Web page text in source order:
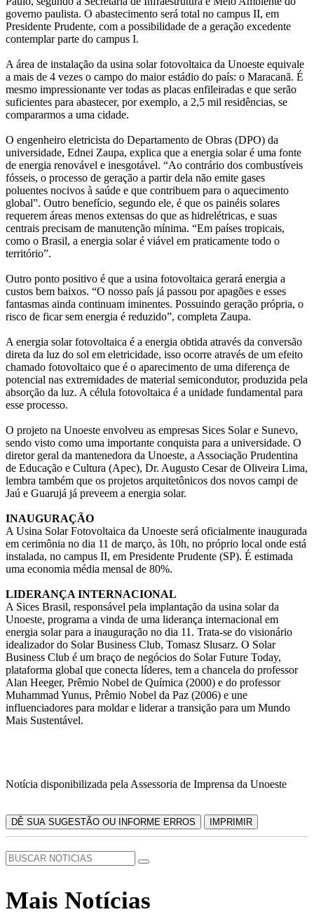
governo paulista. O abastecimento será total no campus II, em
Presidente Prudente, com a possibilidade de a geração excedente
contemplar parte do campus I.
A área de instalação da usina solar fotovoltaica da Unoeste equivale
a mais de 4 vezes o campo do maior estádio do país: o Maracanã. É
mesmo impressionante ver todas as placas enfileiradas e que serão
suficientes para abastecer, por exemplo, a 2,5 mil residências, se
compararmos a uma cidade.
O engenheiro eletricista do Departamento de Obras (DPO) da
universidade, Ednei Zaupa, explica que a energia solar é uma fonte
de energia renovável e inesgotável. “Ao contrário dos combustíveis
fósseis, o processo de geração a partir dela não emite gases
poluentes nocivos à saúde e que contribuem para o aquecimento
global”. Outro benefício, segundo ele, é que os painéis solares
requerem áreas menos extensas do que as hidrelétricas, e suas
centrais precisam de manutenção mínima. “Em países tropicais,
como o Brasil, a energia solar é viável em praticamente todo o
território”.
Outro ponto positivo é que a usina fotovoltaica gerará energia a
custos bem baixos. “O nosso país já passou por apagões e esses
fantasmas ainda continuam iminentes. Possuindo geração própria, o
risco de ficar sem energia é reduzido”, completa Zaupa.
A energia solar fotovoltaica é a energia obtida através da conversão
direta da luz do sol em eletricidade, isso ocorre através de um efeito
chamado fotovoltaico que é o aparecimento de uma diferença de
potencial nas extremidades de material semicondutor, produzida pela
absorção da luz. A célula fotovoltaica é a unidade fundamental para
esse processo.
O projeto na Unoeste envolveu as empresas Sices Solar e Sunevo,
sendo visto como uma importante conquista para a universidade. O
diretor geral da mantenedora da Unoeste, a Associação Prudentina
de Educação e Cultura (Apec), Dr. Augusto Cesar de Oliveira Lima,
lembra também que os projetos arquitetônicos dos novos campi de
Jaú e Guarujá já preveem a energia solar.
INAUGURAÇÃO
A Usina Solar Fotovoltaica da Unoeste será oficialmente inaugurada
em cerimônia no dia 11 de março, às 10h, no próprio local onde está
instalada, no campus II, em Presidente Prudente (SP). É estimada
uma economia média mensal de 80%.
LIDERANÇA INTERNACIONAL
A Sices Brasil, responsável pela implantação da usina solar da
Unoeste, programa a vinda de uma liderança internacional em
energia solar para a inauguração no dia 11. Trata-se do visionário
idealizador do Solar Business Club, Tomasz Slusarz. O Solar
Business Club é um braço de negócios do Solar Future Today,
plataforma global que conecta líderes, tem a chancela do professor
Alan Heeger, Prêmio Nobel de Química (2000) e do professor
Muhammad Yunus, Prêmio Nobel da Paz (2006) e une
influenciadores para moldar e liderar a transição para um Mundo
Mais Sustentável.
Notícia disponibilizada pela Assessoria de Imprensa da Unoeste
DÊ SUA SUGESTÃO OU INFORME ERROS IMPRIMIR
Mais Notícias